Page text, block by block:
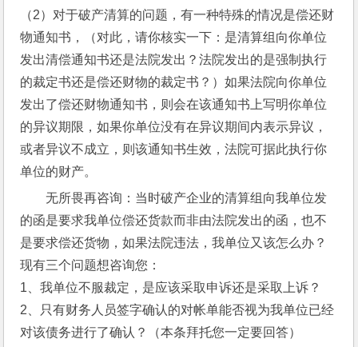
（2）对于破产清算的问题，有一种特殊的情况是偿还财
物通知书，（对此，请你核实一下：是清算组向你单位
发出清偿通知书还是法院发出？法院发出的是强制执行
的裁定书还是偿还财物的裁定书？）如果法院向你单位
发出了偿还财物通知书，则会在该通知书上写明你单位
的异议期限，如果你单位没有在异议期间内表示异议，
或者异议不成立，则该通知书生效，法院可据此执行你
单位的财产。
无所畏再咨询：当时破产企业的清算组向我单位发
的函是要求我单位偿还货款而非由法院发出的函，也不
是要求偿还货物，如果法院违法，我单位又该怎么办？
现有三个问题想咨询您：
1、我单位不服裁定，是应该采取申诉还是采取上诉？
2、只有财务人员签字确认的对帐单能否视为我单位已经
对该债务进行了确认？（本条拜托您一定要回答）